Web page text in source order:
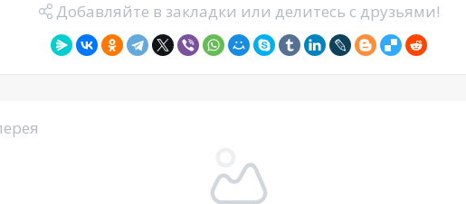
Добавляйте в закладки или делитесь с друзьями!